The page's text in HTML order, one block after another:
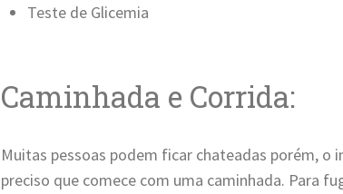
Teste de Glicemia
Caminhada e Corrida:
Muitas pessoas podem ficar chateadas porém, o
preciso que comece com uma caminhada. Para